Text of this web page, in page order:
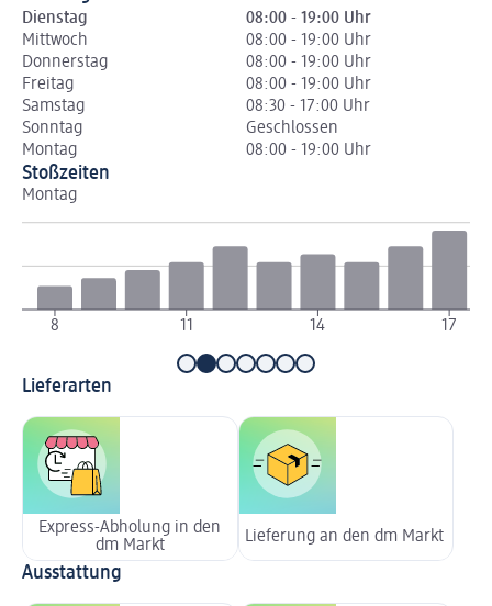
Dienstag
08:00 - 19:00 Uhr
Mittwoch
08:00 - 19:00 Uhr
Donnerstag
08:00 - 19:00 Uhr
Freitag
08:00 - 19:00 Uhr
Samstag
08:30 - 17:00 Uhr
Sonntag
Geschlossen
Montag
08:00 - 19:00 Uhr
Stoßzeiten
Montag
8 11 14 17
Lieferarten
Express-Abholung in den
dm Markt
Lieferung an den dm Markt
Ausstattung